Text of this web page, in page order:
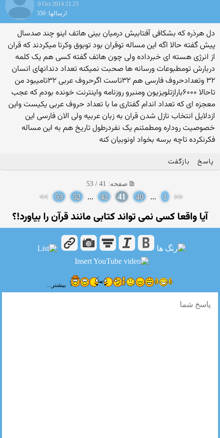
9 Oct 2014 21:23
ارسالها: 350
دل هرذره که بشکافی آفتابیش درمیان بینی هاتف اینو چند صدسال
پیش گفته حالا اگه این مساله توقران بود توبوق وکرنا میکردند که قران
از انرژی هسته ای خبرداده ولی چون هاتف گفته کسی هم یک کلمه
دربارش تومطبوعات ورسانه ها صحبت نمیکنه تعداد دندانهای انسان
۳۲ وتعدادحروف فارسی هم ۳۲تاست اگرحروف عربی ۳۲تامیبود من
تاحالا ۶۰۰۰بارازتلویزیون ومنبرو روزنامه واینترنت خونده بودم که عجب
معجزه ای که تعداد اندام گفتاری ما با تعداد حروف عربی یکیست واین
ازدلایل انتخاب نازل شدن قران به زبان عربیه ولی الان فارسی این
خصوصیت روداره ومطمئنم یک نفردرطول تاریخ هم به این مساله
فکرنکرده تاچه برسه بخواد اونوبیان کنه
پاسخ بازگفت
صفحه: 41 / 53
<<
1
...
40
41
42
...
52
53
>>
آیا واقعا كسی نمی تواند کتابی مانند قرآن را بیاورد!؟
بیشتر...